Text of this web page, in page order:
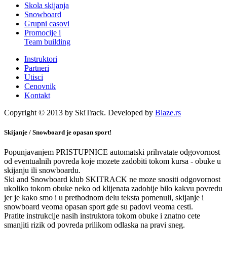
Skola skijanja
Snowboard
Grupni casovi
Promocije i
Team building
Instruktori
Partneri
Utisci
Cenovnik
Kontakt
Copyright © 2013 by SkiTrack. Developed by Blaze.rs
Skijanje / Snowboard je opasan sport!
Popunjavanjem PRISTUPNICE automatski prihvatate odgovornost
od eventualnih povreda koje mozete zadobiti tokom kursa - obuke u
skijanju ili snowboardu.
Ski and Snowboard klub SKITRACK ne moze snositi odgovornost
ukoliko tokom obuke neko od klijenata zadobije bilo kakvu povredu
jer je kako smo i u prethodnom delu teksta pomenuli, skijanje i
snowboard veoma opasan sport gde su padovi veoma cesti.
Pratite instrukcije nasih instruktora tokom obuke i znatno cete
smanjiti rizik od povreda prilikom odlaska na pravi sneg.